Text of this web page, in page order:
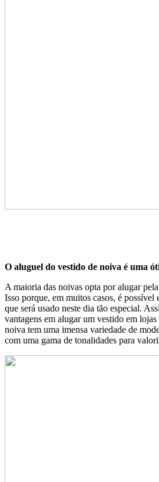
O aluguel do vestido de noiva é uma
A maioria das noivas opta por alugar
Isso porque, em muitos casos, é
que será usado neste dia tão especial.
vantagens em alugar um vestido em lojas
noiva tem uma imensa variedade de
com uma gama de tonalidades para